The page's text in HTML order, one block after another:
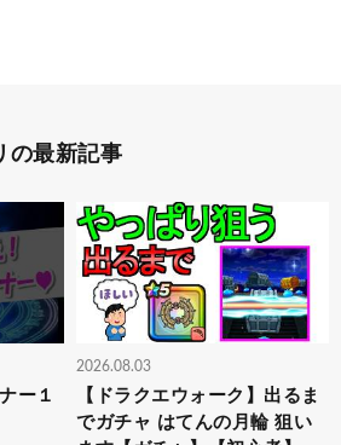
の最新記事
ー１
2026.08.03
【ドラクエウォーク】出るま
でガチャ はてんの月輪 狙い